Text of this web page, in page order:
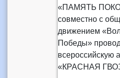
«ПАМЯТЬ
совместно с
движением
Победы»
всероссийскую
«КРАСНАЯ